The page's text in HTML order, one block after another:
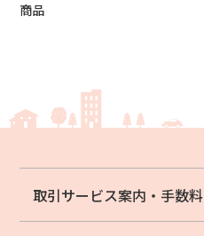
商品
取引サービス案内・ 手数料